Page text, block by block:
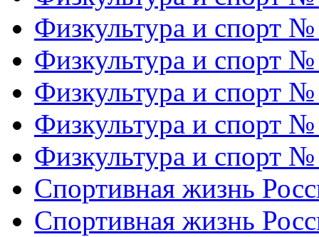
Физкультура и спорт
Физкультура и спорт
Физкультура и спорт
Физкультура и спорт
Физкультура и спорт
Спортивная жизнь
Спортивная жизнь